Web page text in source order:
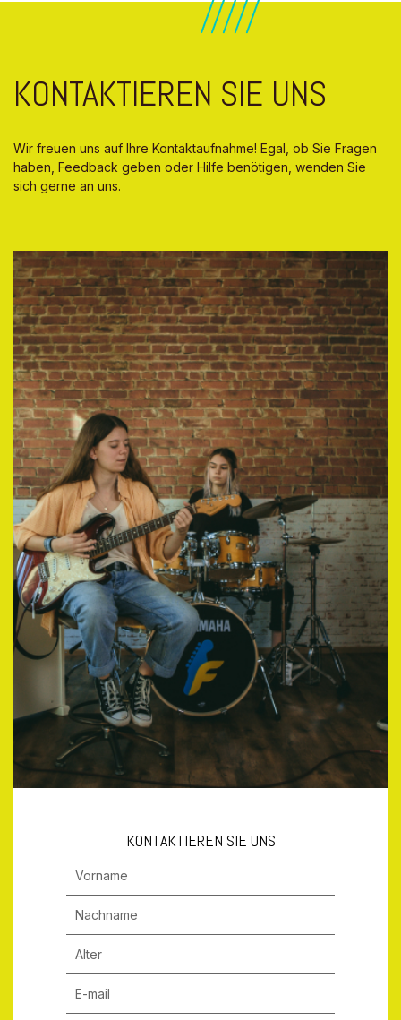
KONTAKTIEREN SIE UNS
Wir freuen uns auf Ihre Kontaktaufnahme! Egal, ob Sie Fragen
haben, Feedback geben oder Hilfe benötigen, wenden Sie
sich gerne an uns.
KONTAKTIEREN SIE UNS